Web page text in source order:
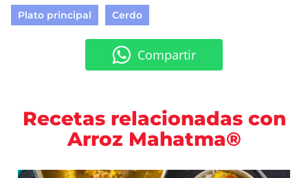
Plato principal Cerdo
Compartir
Recetas relacionadas con
Arroz Mahatma®